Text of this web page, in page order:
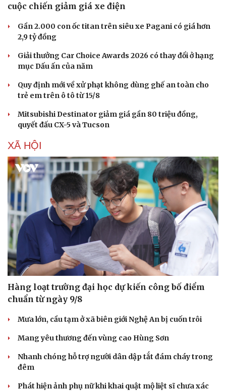
Sức khỏe
Dinh dưỡng - món ngon
Cây thuốc
Sản phụ khoa
Nhi khoa
Nam khoa
Làm đẹp - giảm cân
Phòng mạch online
Ăn sạch sống khỏe
Đời sống
Nhà đẹp
Blog
Tình yêu - Gia đình
cuộc chiến giảm giá xe điện
Gần 2.000 con ốc titan trên siêu xe Pagani có giá hơn
2,9 tỷ đồng
Giải thưởng Car Choice Awards 2026 có thay đổi ở hạng
mục Dấu ấn của năm
Quy định mới về xử phạt không dùng ghế an toàn cho
trẻ em trên ô tô từ 15/8
Mitsubishi Destinator giảm giá gần 80 triệu đồng,
quyết đấu CX-5 và Tucson
XÃ HỘI
Hàng loạt trường đại học dự kiến công bố điểm
chuẩn từ ngày 9/8
Mưa lớn, cầu tạm ở xã biên giới Nghệ An bị cuốn trôi
Mang yêu thương đến vùng cao Hùng Sơn
Nhanh chóng hỗ trợ người dân dập tắt đám cháy trong
đêm
Phát hiện ảnh phụ nữ khi khai quật mộ liệt sĩ chưa xác